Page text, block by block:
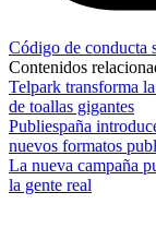
Código de conducta
Contenidos
Telpark transforma
de toallas gigantes
Publiespaña
nuevos formatos
La nueva campaña
la gente real